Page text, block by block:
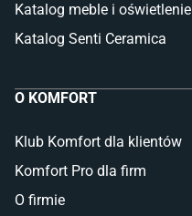
Katalog meble i oświetlenie
Katalog Senti Ceramica
O KOMFORT
Klub Komfort dla klientów
Komfort Pro dla firm
O firmie